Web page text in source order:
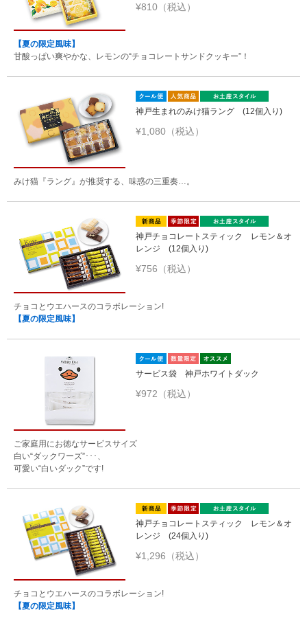
¥810（税込）
【夏の限定風味】
甘酸っぱい爽やかな、レモンの“チョコレートサンドクッキー”！
神戸生まれのみけ猫ラング (12個入り)
¥1,080（税込）
みけ猫『ラング』が推奨する、味惑の三重奏…。
神戸チョコレートスティック レモン＆オ
レンジ (12個入り)
¥756（税込）
チョコとウエハースのコラボレーション!
【夏の限定風味】
サービス袋 神戸ホワイトダック
¥972（税込）
ご家庭用にお徳なサービスサイズ
白い“ダックワーズ”･･･、
可愛い“白いダック”です!
神戸チョコレートスティック レモン＆オ
レンジ (24個入り)
¥1,296（税込）
チョコとウエハースのコラボレーション!
【夏の限定風味】